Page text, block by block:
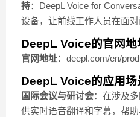
持：DeepL Voice for
设备，让前线工作人员在面对
DeepL Voice的官网地
官网地址：deepl.com/en/
DeepL Voice的应用场
国际会议与研讨会：在涉及
供实时语音翻译和字幕，帮助